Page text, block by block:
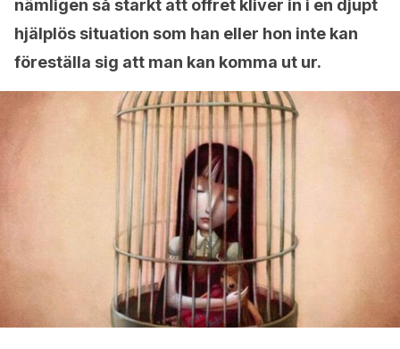
nämligen så starkt att offret kliver in i en djupt
hjälplös situation som han eller hon inte kan
föreställa sig att man kan komma ut ur.